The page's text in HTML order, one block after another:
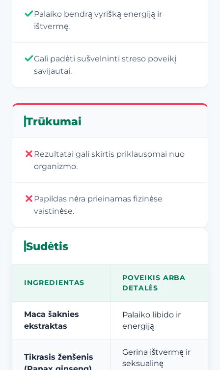
Palaiko bendrą vyrišką energiją ir
ištvermę.
Gali padėti sušvelninti streso poveikį
savijautai.
Trūkumai
Rezultatai gali skirtis priklausomai nuo
organizmo.
Papildas nėra prieinamas fizinėse
vaistinėse.
Sudėtis
INGREDIENTAS
POVEIKIS ARBA
DETALĖS
Maca šaknies
ekstraktas
Palaiko libido ir
energiją
Tikrasis ženšenis
Gerina ištvermę ir
seksualinę